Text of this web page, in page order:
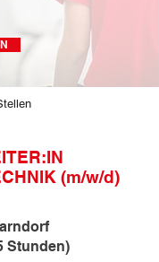
(m/w/d)
Stunden)